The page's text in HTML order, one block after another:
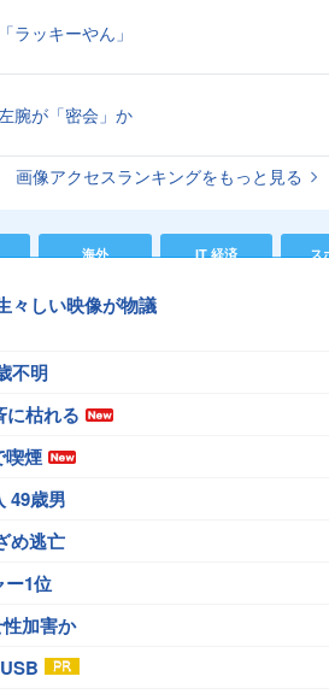
ラッキーやん」
腕が「密会」か
画像アクセスランキングをもっと見る
海外 IT 経済 ス
々しい映像が物議
不明
に枯れる
喫煙
49歳男
め逃亡
ー1位
加害か